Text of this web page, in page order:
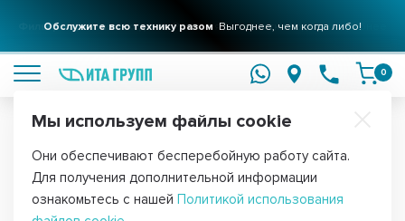
Обслужите всю технику разом Выгоднее, чем когда либо!
Фильтры для вашего домаРешения для очистки воды подробнее
0
Главная Фильтры для воды Картриджи
Набор 12 шт Картридж для фильтра
Мы используем файлы cookie
Они обеспечивают бесперебойную работу сайта.
Для получения дополнительной информации
ознакомьтесь с нашей Политикой использования